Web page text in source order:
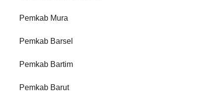
Pemkab Mura
Pemkab Barsel
Pemkab Bartim
Pemkab Barut